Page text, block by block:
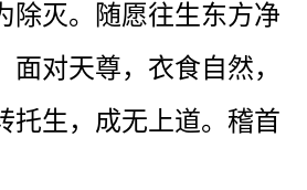
除灭。随愿往生东方净
面对天尊，衣食自然，
托生，成无上道。稽首